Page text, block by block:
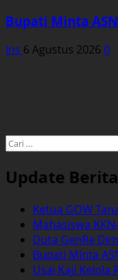
Bupati Minta
Ins 6 Agustus 2026 0
Cari
Update Berita
Ketua GOW
Mahasiswa
Duta GenRe
Bupati Minta
Usai Kaji Kelola